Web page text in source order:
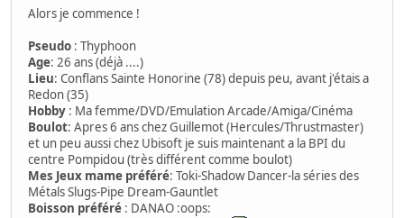
Alors je commence !
Pseudo : Thyphoon
Age: 26 ans (déjà ....)
Lieu: Conflans Sainte Honorine (78) depuis peu, avant j'étais a
Redon (35)
Hobby : Ma femme/DVD/Emulation Arcade/Amiga/Cinéma
Boulot: Apres 6 ans chez Guillemot (Hercules/Thrustmaster)
et un peu aussi chez Ubisoft je suis maintenant a la BPI du
centre Pompidou (très différent comme boulot)
Mes Jeux mame préféré: Toki-Shadow Dancer-la séries des
Métals Slugs-Pipe Dream-Gauntlet
Boisson préféré : DANAO :oops: